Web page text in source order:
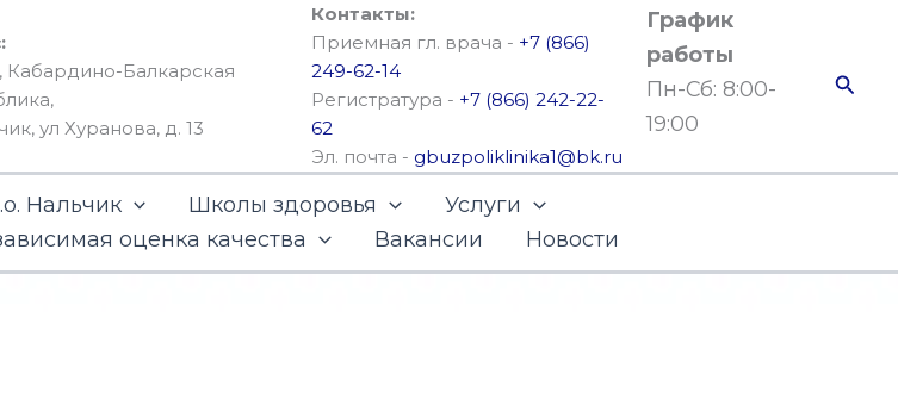
Кабардино-Балкарская
ул Хуранова, д. 13
Контакты:
Приемная гл. врача - +7 (866)
249-62-14
Регистратура - +7 (866) 242-22-
62
Эл. почта - gbuzpoliklinika1@bk.ru
График
работы
Пн-Сб: 8:00-
19:00
Нальчик Школы здоровья
Услуги
оценка качества Вакансии Новости